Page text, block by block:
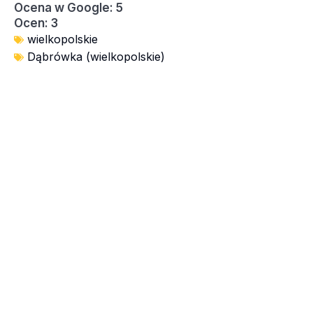
Ocena w Google: 5
Ocen: 3
wielkopolskie
Dąbrówka (wielkopolskie)